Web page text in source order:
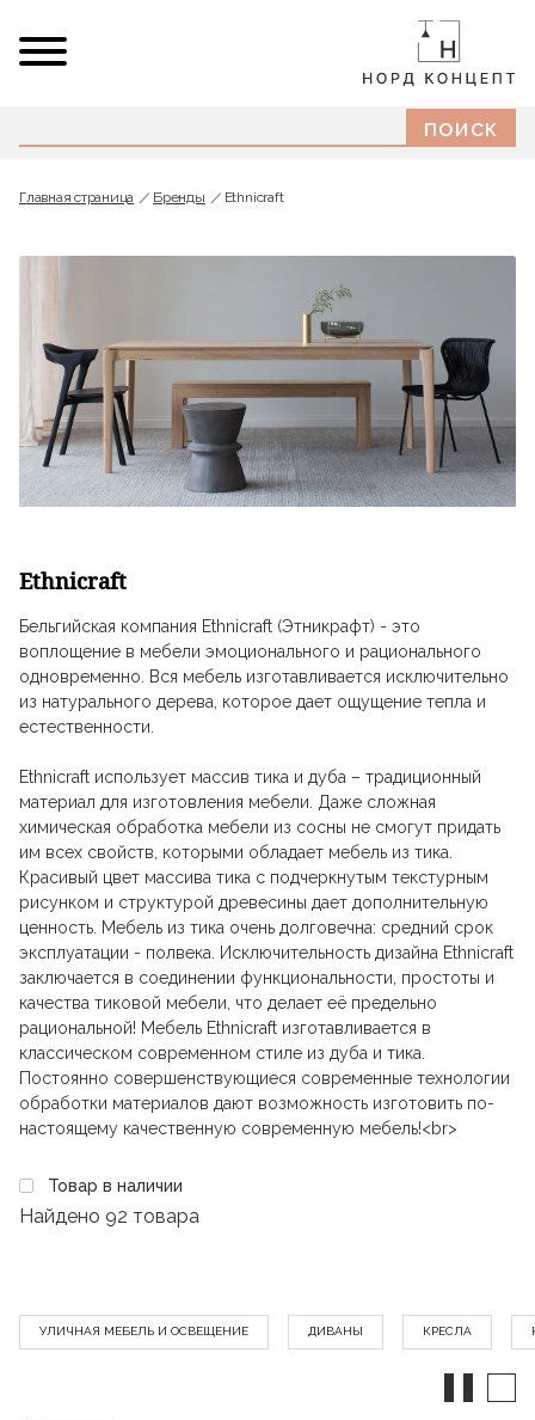
Главная страница Бренды Ethnicraft
Ethnicraft
Бельгийская компания Ethnicraft (Этникрафт) - это
воплощение в мебели эмоционального и рационального
одновременно. Вся мебель изготавливается исключительно
из натурального дерева, которое дает ощущение тепла и
естественности.
Ethnicraft использует массив тика и дуба – традиционный
материал для изготовления мебели. Даже сложная
химическая обработка мебели из сосны не смогут придать
им всех свойств, которыми обладает мебель из тика.
Красивый цвет массива тика с подчеркнутым текстурным
рисунком и структурой древесины дает дополнительную
ценность. Мебель из тика очень долговечна: средний срок
эксплуатации - полвека. Исключительность дизайна Ethnicraft
заключается в соединении функциональности, простоты и
качества тиковой мебели, что делает её предельно
рациональной! Мебель Ethnicraft изготавливается в
классическом современном стиле из дуба и тика.
Постоянно совершенствующиеся современные технологии
обработки материалов дают возможность изготовить по-
настоящему качественную современную мебель!<br>
Товар в наличии
Найдено 92 товара
УЛИЧНАЯ МЕБЕЛЬ И ОСВЕЩЕНИЕ ДИВАНЫ КРЕСЛА